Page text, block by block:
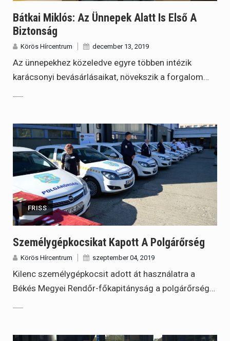
Bátkai Miklós: Az Ünnepek Alatt Is Első A
Biztonság
Körös Hírcentrum december 13, 2019
Az ünnepekhez közeledve egyre többen intézik
karácsonyi bevásárlásaikat, növekszik a forgalom…
FRISS
Személygépkocsikat Kapott A Polgárőrség
Körös Hírcentrum szeptember 04, 2019
Kilenc személygépkocsit adott át használatra a
Békés Megyei Rendőr-főkapitányság a polgárőrség…